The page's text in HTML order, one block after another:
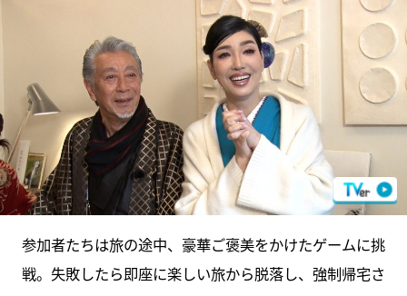
参加者たちは旅の途中、豪華ご褒美をかけたゲームに挑
戦。失敗したら即座に楽しい旅から脱落し、強制帰宅さ